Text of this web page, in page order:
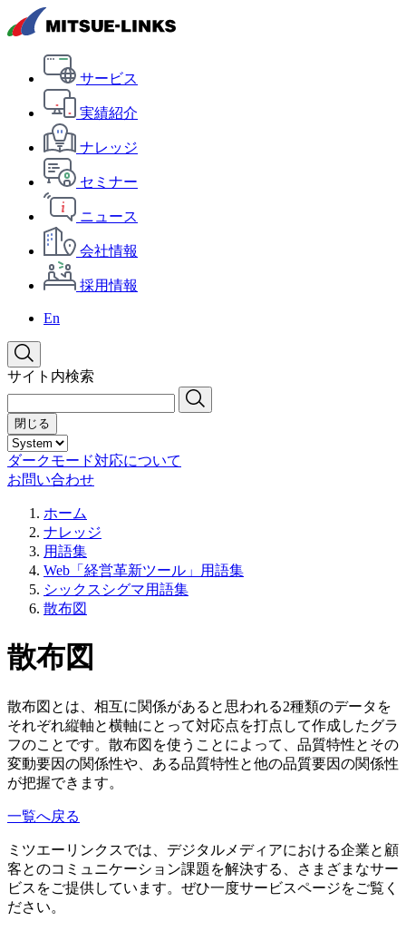
サービス
実績紹介
ナレッジ
セミナー
ニュース
会社情報
採用情報
En
サイト内検索
閉じる
ダークモード対応について
お問い合わせ
ホーム
ナレッジ
用語集
Web「経営革新ツール」用語集
シックスシグマ用語集
散布図
散布図
散布図とは、相互に関係があると思われる2種類のデータを
それぞれ縦軸と横軸にとって対応点を打点して作成したグラ
フのことです。散布図を使うことによって、品質特性とその
変動要因の関係性や、ある品質特性と他の品質要因の関係性
が把握できます。
一覧へ戻る
ミツエーリンクスでは、デジタルメディアにおける企業と顧
客とのコミュニケーション課題を解決する、さまざまなサー
ビスをご提供しています。ぜひ一度サービスページをご覧く
ださい。